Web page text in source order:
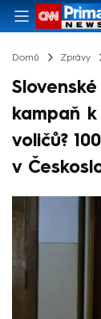
Domů Zprávy
kampaň
voličů?
v